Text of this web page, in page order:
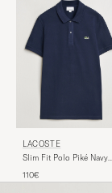
LACOSTE
Slim Fit Polo Piké Navy
110€